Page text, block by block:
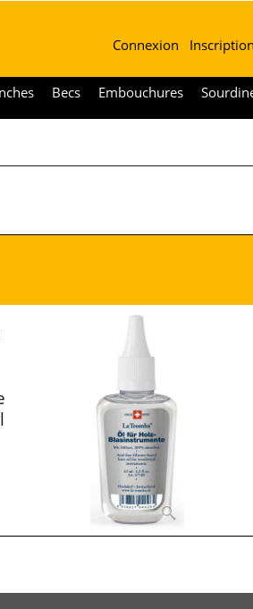
Connexion Inscription
Becs Embouchures